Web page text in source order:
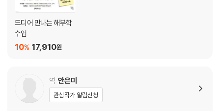
신경계의 신호전달│세포들의 의사소통 완전 정복
말초신경계│사방팔방 신호를 퍼뜨려라!
신경계의 질병과 장애│복잡한 곳에는 문제가 생기기 마련
시각│내 몸의 고성능 카메라
청각과 평형감각, 후각, 미각│듣고, 맡고, 맛보다가 휘청거리기
감각계의 질병과 장애│세상을 더 이상 느끼지 못한다면
드디어 만나는 해부학
수업
17,910원
10%
역 안은미
관심작가 알림신청